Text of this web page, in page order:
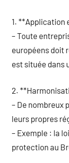
1.
– Toute
européens doit
est située dans
2.
– De nombreux
leurs propres
– Exemple : la
protection au